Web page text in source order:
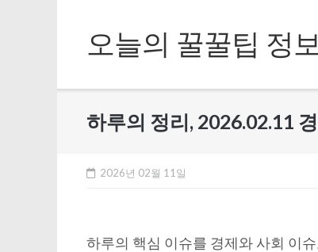
content오늘의 꿀꿀팁 정
하루의 정리, 2026.02.11
2026년 02월 11일
하루의 핵심 이슈를 경제와 사회 이